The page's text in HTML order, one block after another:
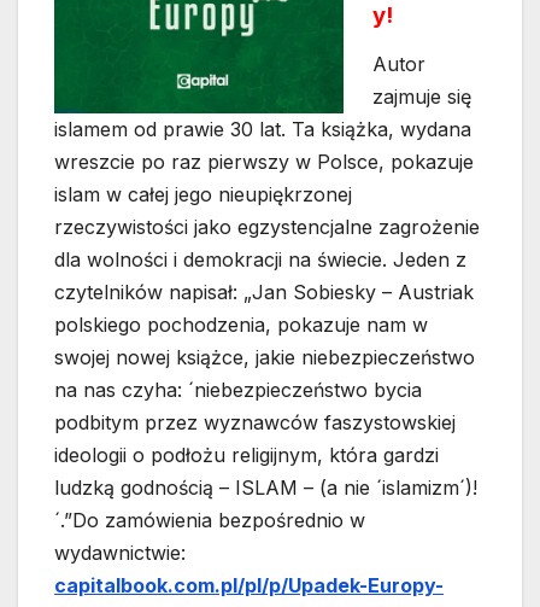
y!
Autor
zajmuje się
islamem od prawie 30 lat. Ta książka, wydana
wreszcie po raz pierwszy w Polsce, pokazuje
islam w całej jego nieupiękrzonej
rzeczywistości jako egzystencjalne zagrożenie
dla wolności i demokracji na świecie. Jeden z
czytelników napisał: „Jan Sobiesky – Austriak
polskiego pochodzenia, pokazuje nam w
swojej nowej książce, jakie niebezpieczeństwo
na nas czyha: ´niebezpieczeństwo bycia
podbitym przez wyznawców faszystowskiej
ideologii o podłożu religijnym, która gardzi
ludzką godnością – ISLAM – (a nie ´islamizm´)!
´.”Do zamówienia bezpośrednio w
wydawnictwie:
capitalbook.com.pl/pl/p/Upadek-Europy-